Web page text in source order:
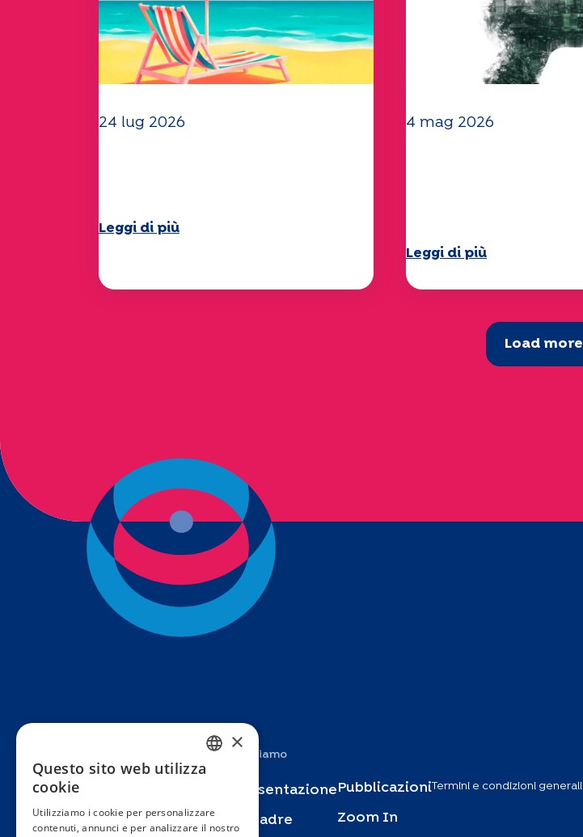
24 lug 2026
Leggi di più
4 mag 2026
Leggi di più
Load more
Bus Santé
Chi siamo
Presentazione
Squadre
Pubblicazioni
Zoom In
Termini e condizioni generali
FRENCH
SPANISH
×
Questo sito web utilizza
cookie
Utilizziamo i cookie per personalizzare
contenuti, annunci e per analizzare il nostro